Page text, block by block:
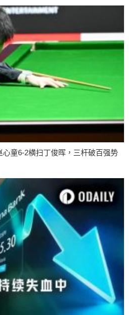
心童6-2横扫丁俊晖，三杆破百强势